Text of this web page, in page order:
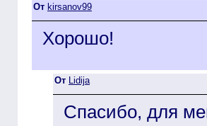
От kirsanov99
Хорошо!
От Lidija
Спасибо, для